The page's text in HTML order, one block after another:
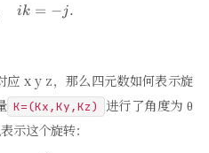
ik = −j.
应 x y z，那么四元数如何表示旋
K=(Kx,Ky,Kz)
进行了角度为 θ
示这个旋转：